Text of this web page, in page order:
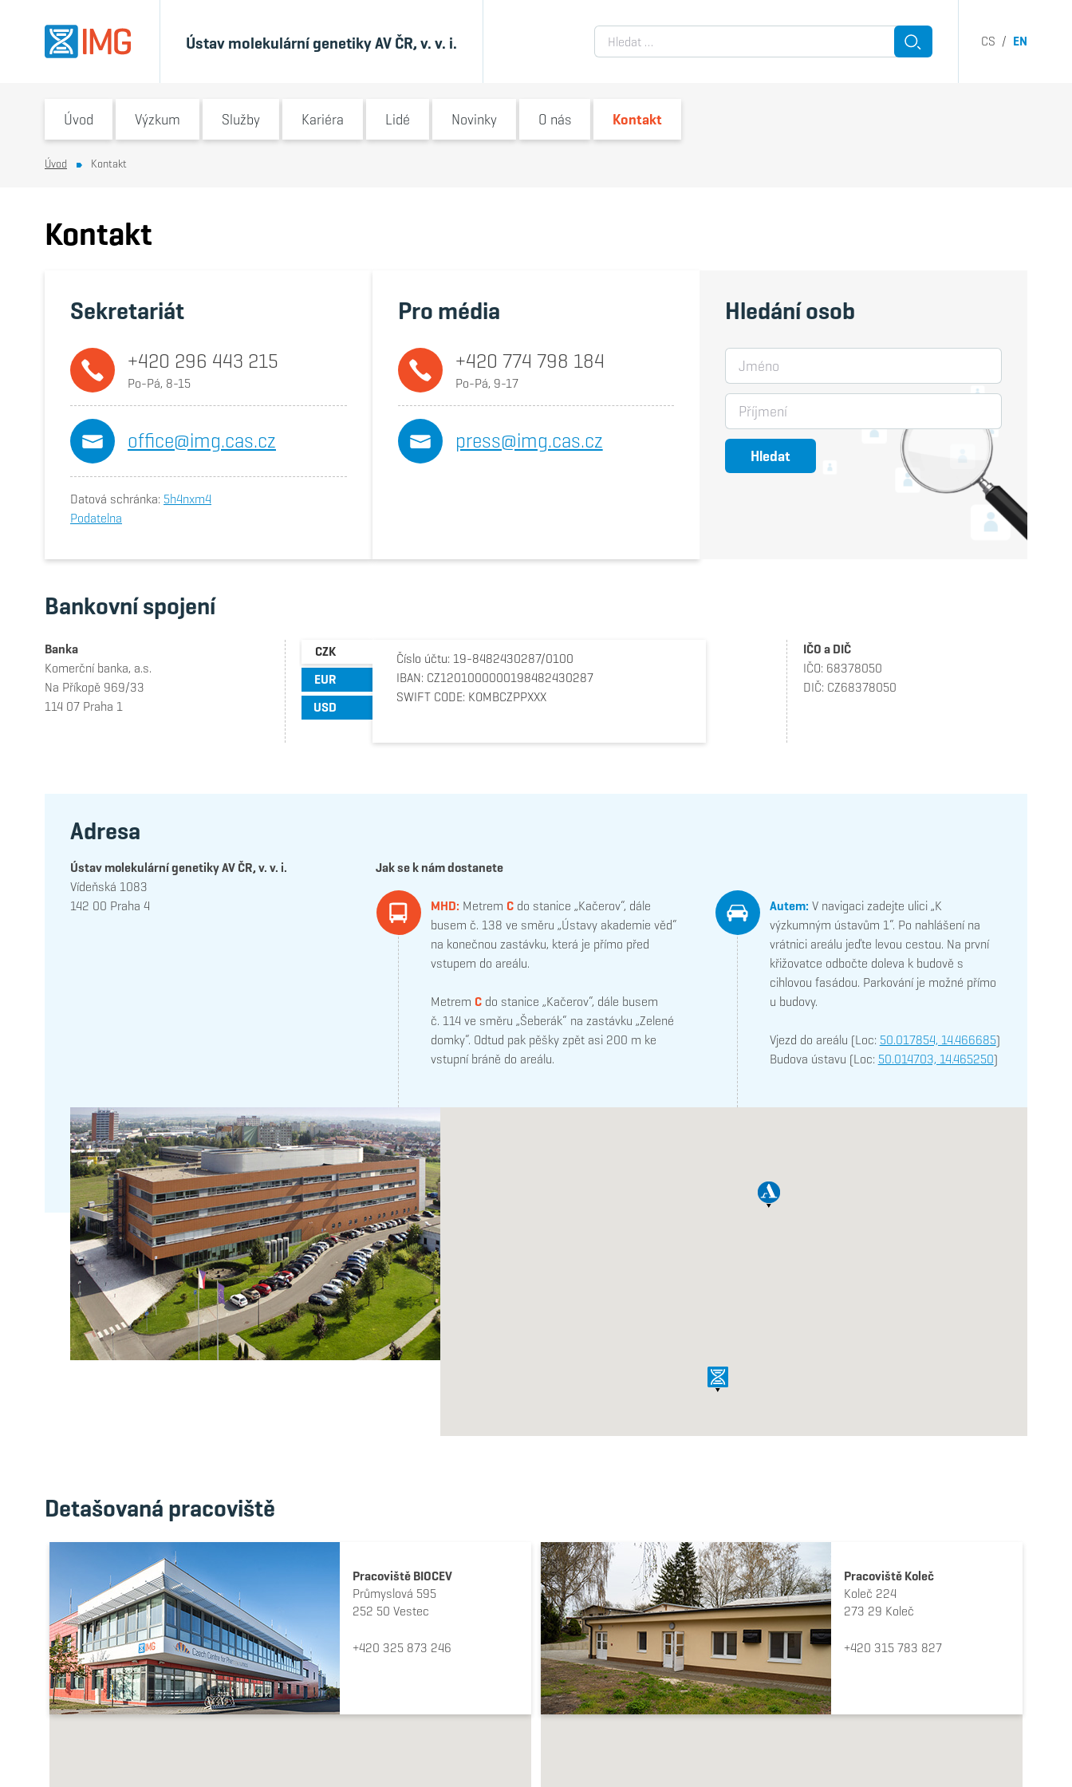
Ústav molekulární genetiky AV ČR, v. v. i. Vyhledávání
Hledat
CS / EN
Úvod Výzkum Služby Kariéra Lidé Novinky O nás Kontakt
Úvod Kontakt
Kontakt
Sekretariát
+420 296 443 215
Po-Pá, 8-15
office@img.cas.cz
Datová schránka: 5h4nxm4
Podatelna
Pro média
+420 774 798 184
Po-Pá, 9-17
press@img.cas.cz
Hledání osob
Jméno
Příjmení
Hledat
Bankovní spojení
Banka
Komerční banka, a.s.
Na Příkopě 969/33
114 07 Praha 1
CZK
EUR
USD
Číslo účtu: 19-8482430287/0100
IBAN: CZ1201000000198482430287
SWIFT CODE: KOMBCZPPXXX
IČO a DIČ
IČO: 68378050
DIČ: CZ68378050
Adresa
Ústav molekulární genetiky AV ČR, v. v. i.
Vídeňská 1083
142 00 Praha 4
Jak se k nám dostanete
MHD: Metrem Cdo stanice „Kačerov“, dále
busem č. 138 ve směru „Ústavy akademie věd“
na konečnou zastávku, která je přímo před
vstupem do areálu.
Metrem Cdo stanice „Kačerov“, dále busem
č. 114 ve směru „Šeberák“ na zastávku „Zelené
domky“. Odtud pak pěšky zpět asi 200 m ke
vstupní bráně do areálu.
Autem: V navigaci zadejte ulici „K
výzkumným ústavům 1“. Po nahlášení na
vrátnici areálu jeďte levou cestou. Na první
křižovatce odbočte doleva k budově s
cihlovou fasádou. Parkování je možné přímo
u budovy.
Vjezd do areálu (Loc: 50.017854, 14.466685)
Budova ústavu (Loc: 50.014703, 14.465250)
Detašovaná pracoviště
Pracoviště BIOCEV
Průmyslová 595
252 50 Vestec
+420 325 873 246
Pracoviště Koleč
Koleč 224
273 29 Koleč
+420 315 783 827